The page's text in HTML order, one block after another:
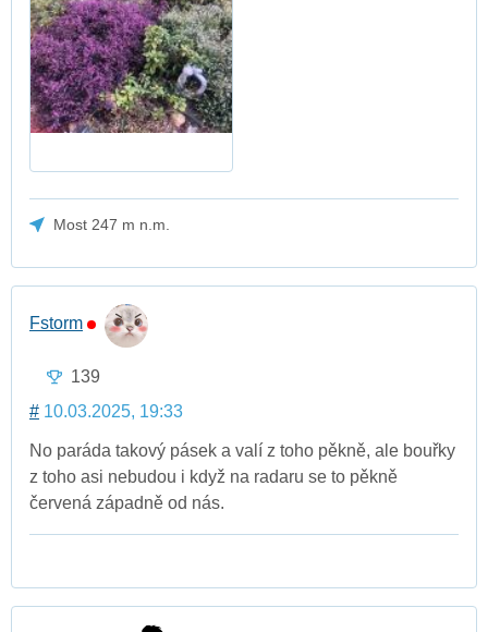
Most 247 m n.m.
Fstorm
139
# 10.03.2025, 19:33
No paráda takový pásek a valí z toho pěkně, ale bouřky
z toho asi nebudou i když na radaru se to pěkně
červená západně od nás.